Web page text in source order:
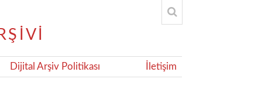
Dijital Arşiv Politikası İletişim